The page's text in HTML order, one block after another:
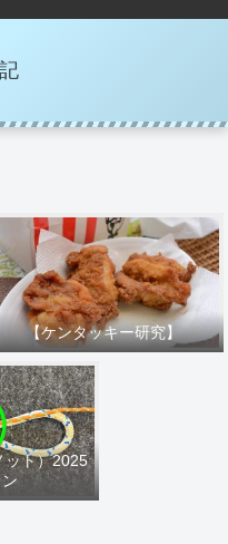
【ケンタッキー研究】
ット）2025